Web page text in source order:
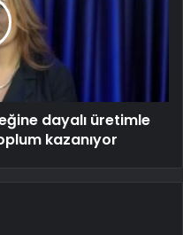
dayalı üretimle
kazanıyor